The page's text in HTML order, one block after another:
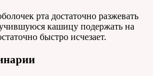
рта достаточно разжевать
кашицу подержать на
быстро исчезает.